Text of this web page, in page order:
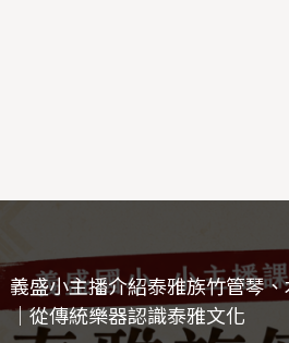
義盛小主播介紹泰雅族竹管琴
｜從傳統樂器認識泰雅文化
義盛國小藝術課程｜石上泰雅
描到彩繪的創作旅程
義盛國小毛線創作課程｜毛線
法：泰雅創意屋手作體驗